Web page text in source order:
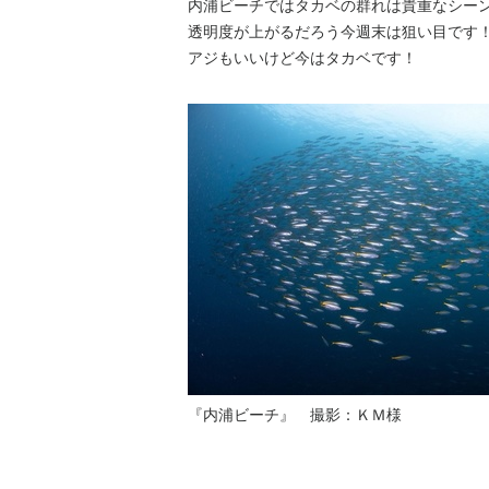
内浦ビーチではタカベの群れは貴重なシー
透明度が上がるだろう今週末は狙い目です
アジもいいけど今はタカベです！
『内浦ビーチ』 撮影：ＫＭ様